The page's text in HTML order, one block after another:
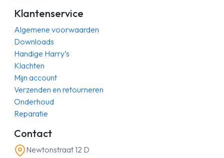
Klantenservice
Algemene voorwaarden
Downloads
Handige Harry’s
Klachten
Mijn account
Verzenden en retourneren
Onderhoud
Reparatie
Contact
Newtonstraat 12 D